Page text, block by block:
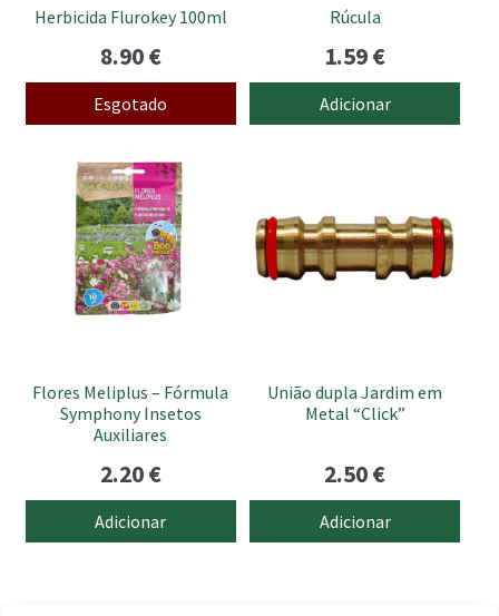
Herbicida Flurokey 100ml
8.90€
Esgotado
Rúcula
1.59€
Adicionar
Flores Meliplus – Fórmula
Symphony Insetos
Auxiliares
2.20€
Adicionar
União dupla Jardim em
Metal “Click”
2.50€
Adicionar